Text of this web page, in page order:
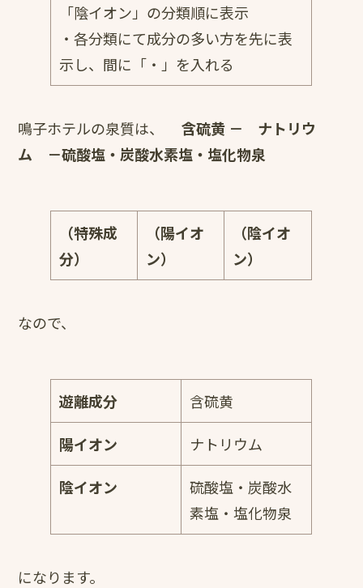
「陰イオン」の分類順に表示
・各分類にて成分の多い方を先に表
示し、間に「・」を入れる
鳴子ホテルの泉質は、 含硫黄 － ナトリウ
ム －硫酸塩・炭酸水素塩・塩化物泉
（特殊成
分）
（陽イオ
ン）
（陰イオ
ン）
なので、
遊離成分 含硫黄
陽イオン ナトリウム
陰イオン
硫酸塩・炭酸水
素塩・塩化物泉
になります。